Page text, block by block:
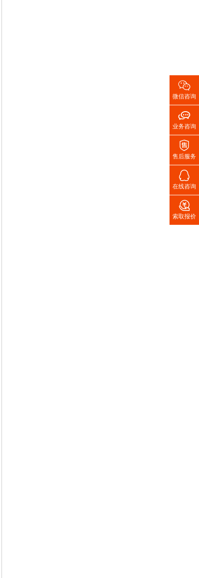

微信咨询

业务咨询

售后服务

在线咨询

索取报价